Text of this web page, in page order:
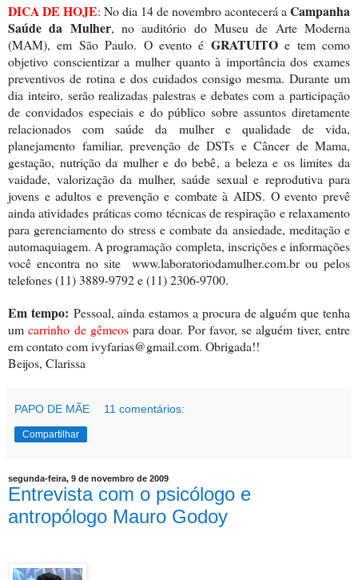
DICA DE HOJE: No dia 14 de novembro acontecerá a Campanha
Saúde da Mulher, no auditório do Museu de Arte Moderna
(MAM), em São Paulo. O evento é GRATUITOe tem como
objetivo conscientizar a mulher quanto à importância dos exames
preventivos de rotina e dos cuidados consigo mesma. Durante um
dia inteiro, serão realizadas palestras e debates com a participação
de convidados especiais e do público sobre assuntos diretamente
relacionados com saúde da mulher e qualidade de vida,
planejamento familiar, prevenção de DSTs e Câncer de Mama,
gestação, nutrição da mulher e do bebê, a beleza e os limites da
vaidade, valorização da mulher, saúde sexual e reprodutiva para
jovens e adultos e prevenção e combate à AIDS. O evento prevê
ainda atividades práticas como técnicas de respiração e relaxamento
para gerenciamento do stress e combate da ansiedade, meditação e
automaquiagem. A programação completa, inscrições e informações
você encontra no site www.laboratoriodamulher.com.br ou pelos
telefones (11) 3889-9792 e (11) 2306-9700.
Em tempo: Pessoal, ainda estamos a procura de alguém que tenha
umcarrinho de gêmeospara doar. Por favor, se alguém tiver, entre
em contato com ivyfarias@gmail.com. Obrigada!!
Beijos, Clarissa
PAPO DE MÃE 11 comentários:
Compartilhar
segunda-feira, 9 de novembro de 2009
Entrevista com o psicólogo e
antropólogo Mauro Godoy